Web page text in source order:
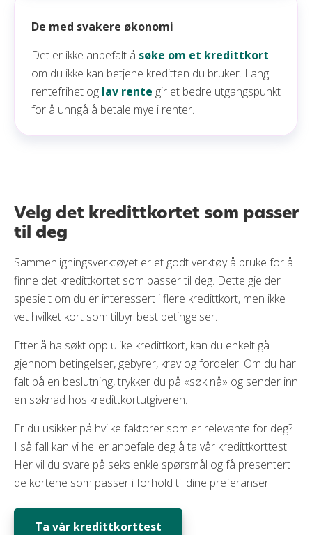
De med svakere økonomi
Det er ikke anbefalt å søke om et kredittkort
om du ikke kan betjene kreditten du bruker. Lang
rentefrihet og lav rente gir et bedre utgangspunkt
for å unngå å betale mye i renter.
Velg det kredittkortet som passer
til deg
Sammenligningsverktøyet er et godt verktøy å bruke for å
finne det kredittkortet som passer til deg. Dette gjelder
spesielt om du er interessert i flere kredittkort, men ikke
vet hvilket kort som tilbyr best betingelser.
Etter å ha søkt opp ulike kredittkort, kan du enkelt gå
gjennom betingelser, gebyrer, krav og fordeler. Om du har
falt på en beslutning, trykker du på «søk nå» og sender inn
en søknad hos kredittkortutgiveren.
Er du usikker på hvilke faktorer som er relevante for deg?
I så fall kan vi heller anbefale deg å ta vår kredittkorttest.
Her vil du svare på seks enkle spørsmål og få presentert
de kortene som passer i forhold til dine preferanser.
Ta vår kredittkorttest